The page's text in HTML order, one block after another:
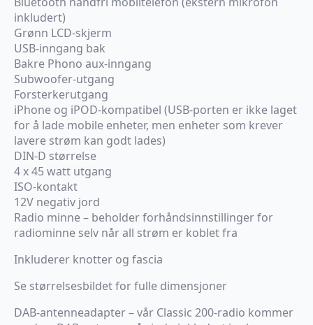
inkludert)
Grønn LCD-skjerm
USB-inngang bak
Bakre Phono aux-inngang
Subwoofer-utgang
Forsterkerutgang
iPhone og iPOD-kompatibel (USB-porten er ikke laget
for å lade mobile enheter, men enheter som krever
lavere strøm kan godt lades)
DIN-D størrelse
4 x 45 watt utgang
ISO-kontakt
12V negativ jord
Radio minne – beholder forhåndsinnstillinger for
radiominne selv når all strøm er koblet fra
Inkluderer knotter og fascia
Se størrelsesbildet for fulle dimensjoner
DAB-antenneadapter – vår Classic 200-radio kommer